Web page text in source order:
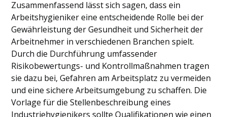
Zusammenfassend lässt sich sagen, dass ein
Arbeitshygieniker eine entscheidende Rolle bei der
Gewährleistung der Gesundheit und Sicherheit der
Arbeitnehmer in verschiedenen Branchen spielt.
Durch die Durchführung umfassender
Risikobewertungs- und Kontrollmaßnahmen tragen
sie dazu bei, Gefahren am Arbeitsplatz zu vermeiden
und eine sichere Arbeitsumgebung zu schaffen. Die
Vorlage für die Stellenbeschreibung eines
Industriehygienikers sollte Qualifikationen wie einen